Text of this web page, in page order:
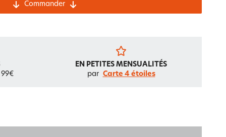
Commander
EN PETITES MENSUALITÉS
par Carte 4 étoiles